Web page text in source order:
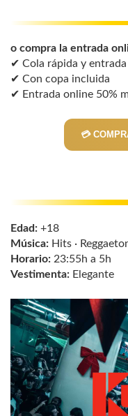
o compra la entrada
✔ Cola rápida y
✔ Con copa incluida
✔ Entrada online 50%
💳
Edad: +18
Música: Hits ·
Horario: 23:55h a 5h
Vestimenta: Elegante